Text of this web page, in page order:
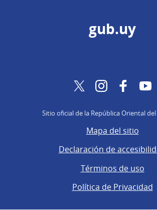
gub.uy
TwitterInstagram
Sitio oficial de la República Oriental
Mapa del sitio
Declaración de
Términos de uso
Política de Privacidad